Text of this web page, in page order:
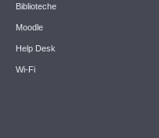
Biblioteche
Moodle
Help Desk
Wi-Fi